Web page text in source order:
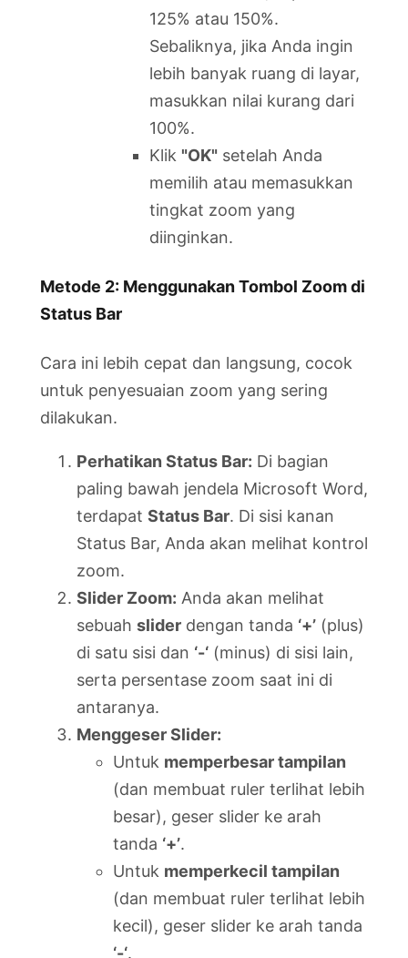
125% atau 150%.
Sebaliknya, jika Anda ingin
lebih banyak ruang di layar,
masukkan nilai kurang dari
100%.
Klik "OK" setelah Anda
memilih atau memasukkan
tingkat zoom yang
diinginkan.
Metode 2: Menggunakan Tombol Zoom di
Status Bar
Cara ini lebih cepat dan langsung, cocok
untuk penyesuaian zoom yang sering
dilakukan.
Perhatikan Status Bar: Di bagian
paling bawah jendela Microsoft Word,
terdapat Status Bar. Di sisi kanan
Status Bar, Anda akan melihat kontrol
zoom.
Slider Zoom: Anda akan melihat
sebuah slider dengan tanda ‘+’ (plus)
di satu sisi dan ‘-‘ (minus) di sisi lain,
serta persentase zoom saat ini di
antaranya.
Menggeser Slider:
Untuk memperbesar tampilan
(dan membuat ruler terlihat lebih
besar), geser slider ke arah
tanda ‘+’.
Untuk memperkecil tampilan
(dan membuat ruler terlihat lebih
kecil), geser slider ke arah tanda
‘-‘.